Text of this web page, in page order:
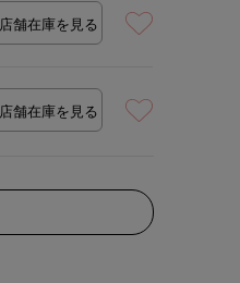
店舗在庫を見る
店舗在庫を見る